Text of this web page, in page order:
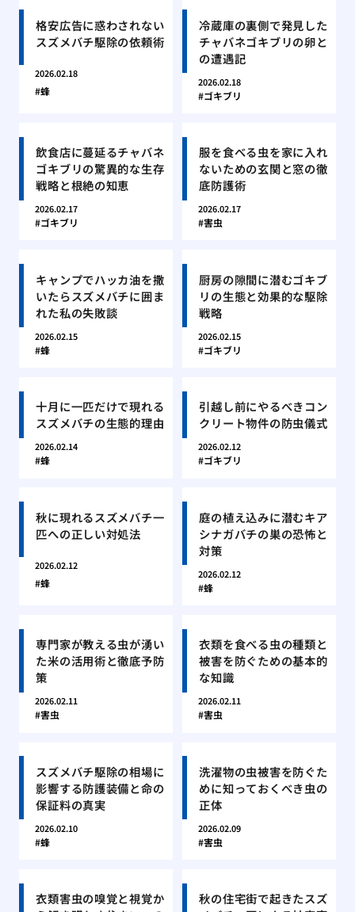
格安広告に惑わされない
スズメバチ駆除の依頼術
2026.02.18
蜂
冷蔵庫の裏側で発見した
チャバネゴキブリの卵と
の遭遇記
2026.02.18
ゴキブリ
飲食店に蔓延るチャバネ
ゴキブリの驚異的な生存
戦略と根絶の知恵
2026.02.17
ゴキブリ
服を食べる虫を家に入れ
ないための玄関と窓の徹
底防護術
2026.02.17
害虫
キャンプでハッカ油を撒
いたらスズメバチに囲ま
れた私の失敗談
2026.02.15
蜂
厨房の隙間に潜むゴキブ
リの生態と効果的な駆除
戦略
2026.02.15
ゴキブリ
十月に一匹だけで現れる
スズメバチの生態的理由
2026.02.14
蜂
引越し前にやるべきコン
クリート物件の防虫儀式
2026.02.12
ゴキブリ
秋に現れるスズメバチ一
匹への正しい対処法
2026.02.12
蜂
庭の植え込みに潜むキア
シナガバチの巣の恐怖と
対策
2026.02.12
蜂
専門家が教える虫が湧い
た米の活用術と徹底予防
策
2026.02.11
害虫
衣類を食べる虫の種類と
被害を防ぐための基本的
な知識
2026.02.11
害虫
スズメバチ駆除の相場に
影響する防護装備と命の
保証料の真実
2026.02.10
蜂
洗濯物の虫被害を防ぐた
めに知っておくべき虫の
正体
2026.02.09
害虫
衣類害虫の嗅覚と視覚か
秋の住宅街で起きたスズ